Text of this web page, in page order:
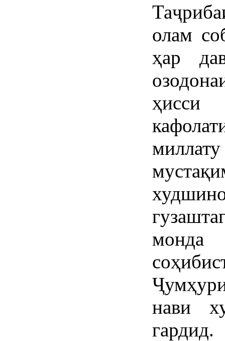
олам
ҳар
ҳисси
нави
гардид.